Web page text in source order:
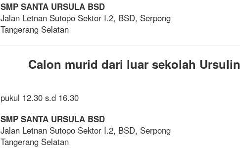
SMP SANTA URSULA BSD
Jalan Letnan Sutopo Sektor I.2, BSD, Serpong
Tangerang Selatan
Calon murid dari luar sekolah Ursulin
pukul 12.30 s.d 16.30
SMP SANTA URSULA BSD
Jalan Letnan Sutopo Sektor I.2, BSD, Serpong
Tangerang Selatan